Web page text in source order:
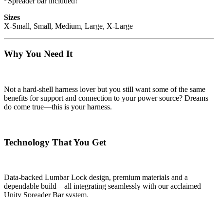
Sizes
X-Small, Small, Medium, Large, X-Large
Why You Need It
Not a hard-shell harness lover but you still want some of the same
benefits for support and connection to your power source? Dreams
do come true—this is your harness.
Technology That You Get
Data-backed Lumbar Lock design, premium materials and a
dependable build—all integrating seamlessly with our acclaimed
Unity Spreader Bar system.